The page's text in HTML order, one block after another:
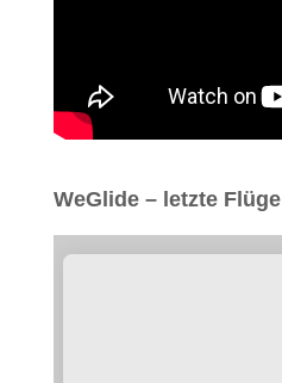
WeGlide – letzte Flüge